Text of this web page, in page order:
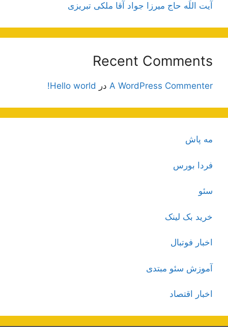
آیت اللَه حاج میرزا جواد آقا ملکی تبریزی
Recent Comments
A WordPress Commenter در Hello world!
مه پاش
فردا بورس
سئو
خرید بک لینک
اخبار فوتبال
آموزش سئو مبتدی
اخبار اقتصاد